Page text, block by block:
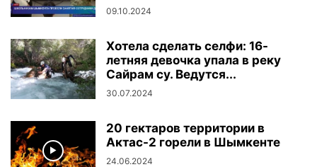
09.10.2024
Хотела сделать селфи: 16-
летняя девочка упала в реку
Сайрам су. Ведутся...
30.07.2024
20 гектаров территории в
Актас-2 горели в Шымкенте
24.06.2024